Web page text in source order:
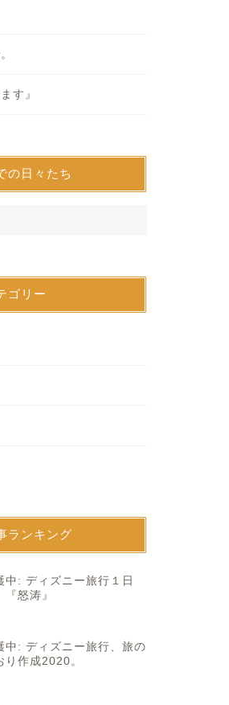
子育て
す』
の日々たち
ゴリー
ランキング
中: ディズニー旅行１日
『怒涛』
中: ディズニー旅行、旅の
り作成2020。